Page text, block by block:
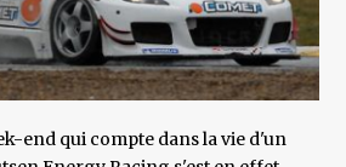
end qui compte dans la vie d'un